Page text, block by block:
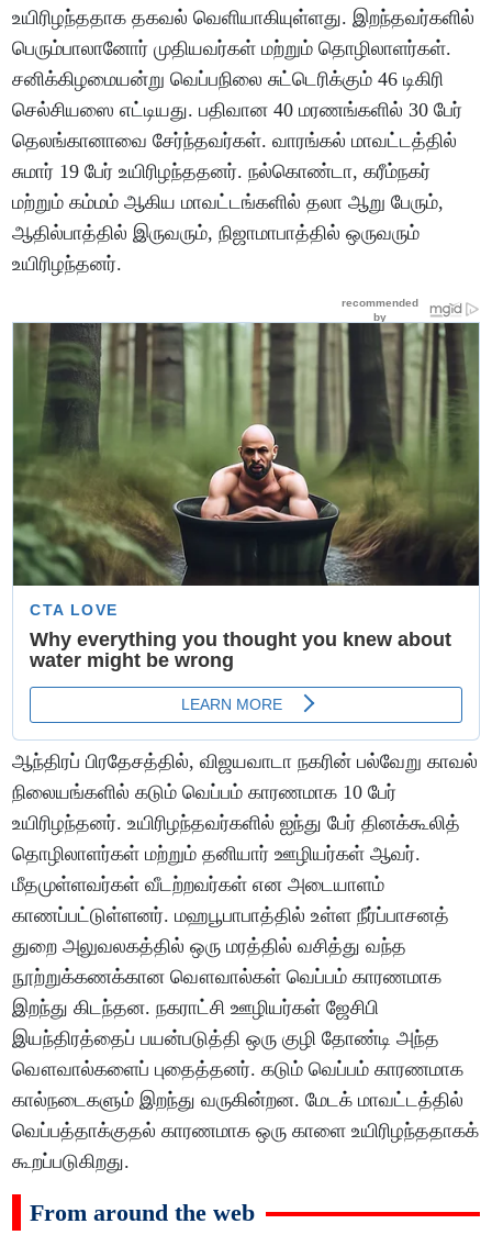
உயிரிழந்ததாக தகவல் வெளியாகியுள்ளது. இறந்தவர்களில்
பெரும்பாலானோர் முதியவர்கள் மற்றும் தொழிலாளர்கள்.
சனிக்கிழமையன்று வெப்பநிலை சுட்டெரிக்கும் 46 டிகிரி
செல்சியஸை எட்டியது. பதிவான 40 மரணங்களில் 30 பேர்
தெலங்கானாவை சேர்ந்தவர்கள். வாரங்கல் மாவட்டத்தில்
சுமார் 19 பேர் உயிரிழந்ததனர். நல்கொண்டா, கரீம்நகர்
மற்றும் கம்மம் ஆகிய மாவட்டங்களில் தலா ஆறு பேரும்,
ஆதில்பாத்தில் இருவரும், நிஜாமாபாத்தில் ஒருவரும்
உயிரிழந்தனர்.
ஆந்திரப் பிரதேசத்தில், விஜயவாடா நகரின் பல்வேறு காவல்
நிலையங்களில் கடும் வெப்பம் காரணமாக 10 பேர்
உயிரிழந்தனர். உயிரிழந்தவர்களில் ஐந்து பேர் தினக்கூலித்
தொழிலாளர்கள் மற்றும் தனியார் ஊழியர்கள் ஆவர்.
மீதமுள்ளவர்கள் வீடற்றவர்கள் என அடையாளம்
காணப்பட்டுள்ளனர். மஹபூபாபாத்தில் உள்ள நீர்ப்பாசனத்
துறை அலுவலகத்தில் ஒரு மரத்தில் வசித்து வந்த
நூற்றுக்கணக்கான வௌவால்கள் வெப்பம் காரணமாக
இறந்து கிடந்தன. நகராட்சி ஊழியர்கள் ஜேசிபி
இயந்திரத்தைப் பயன்படுத்தி ஒரு குழி தோண்டி அந்த
வௌவால்களைப் புதைத்தனர். கடும் வெப்பம் காரணமாக
கால்நடைகளும் இறந்து வருகின்றன. மேடக் மாவட்டத்தில்
வெப்பத்தாக்குதல் காரணமாக ஒரு காளை உயிரிழந்ததாகக்
கூறப்படுகிறது.
From around the web